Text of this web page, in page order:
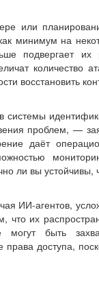
или
минимум на
подвергает их
количество
восстановить
системы
проблем, —
даёт
ли вы устойчивы,
ИИ-агентов,
что их
могут быть
доступа,